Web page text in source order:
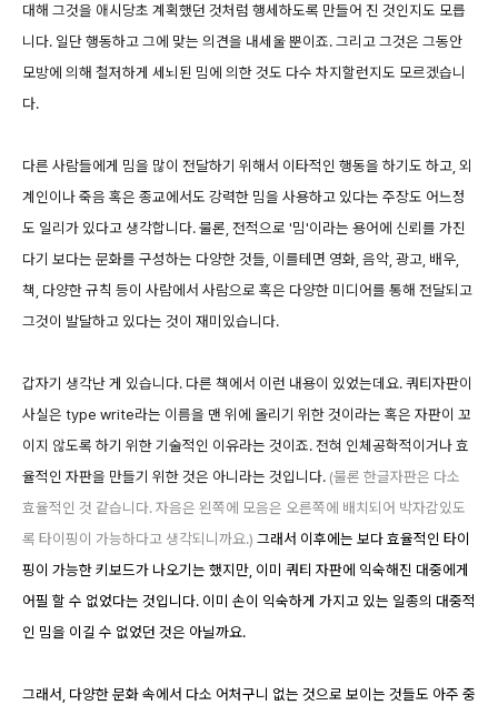
대해 그것을 애시당초 계획했던 것처럼 행세하도록 만들어 진 것인지도 모릅
니다. 일단 행동하고 그에 맞는 의견을 내세울 뿐이죠. 그리고 그것은 그동안
모방에 의해 철저하게 세뇌된 밈에 의한 것도 다수 차지할런지도 모르겠습니
다.
다른 사람들에게 밈을 많이 전달하기 위해서 이타적인 행동을 하기도 하고, 외
계인이나 죽음 혹은 종교에서도 강력한 밈을 사용하고 있다는 주장도 어느정
도 일리가 있다고 생각합니다. 물론, 전적으로 '밈'이라는 용어에 신뢰를 가진
다기 보다는 문화를 구성하는 다양한 것들, 이를테면 영화, 음악, 광고, 배우,
책, 다양한 규칙 등이 사람에서 사람으로 혹은 다양한 미디어를 통해 전달되고
그것이 발달하고 있다는 것이 재미있습니다.
갑자기 생각난 게 있습니다. 다른 책에서 이런 내용이 있었는데요. 쿼티자판이
사실은 type write라는 이름을 맨 위에 올리기 위한 것이라는 혹은 자판이 꼬
이지 않도록 하기 위한 기술적인 이유라는 것이죠. 전혀 인체공학적이거나 효
율적인 자판을 만들기 위한 것은 아니라는 것입니다. (물론 한글자판은 다소
효율적인 것 같습니다. 자음은 왼쪽에 모음은 오른쪽에 배치되어 박자감있도
록 타이핑이 가능하다고 생각되니까요.) 그래서 이후에는 보다 효율적인 타이
핑이 가능한 키보드가 나오기는 했지만, 이미 쿼티 자판에 익숙해진 대중에게
어필 할 수 없었다는 것입니다. 이미 손이 익숙하게 가지고 있는 일종의 대중적
인 밈을 이길 수 없었던 것은 아닐까요.
그래서, 다양한 문화 속에서 다소 어처구니 없는 것으로 보이는 것들도 아주 중